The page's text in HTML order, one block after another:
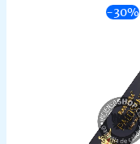
-30%